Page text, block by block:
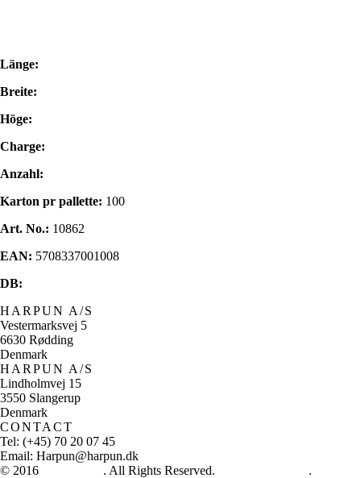
Länge:
Breite:
Höge:
Charge:
Anzahl:
Karton pr pallette: 100
Art. No.: 10862
EAN: 5708337001008
DB:
HARPUN A/S
Vestermarksvej 5
6630 Rødding
Denmark
HARPUN A/S
Lindholmvej 15
3550 Slangerup
Denmark
CONTACT
Tel: (+45) 70 20 07 45
Email: Harpun@harpun.dk
© 2016
. All Rights Reserved. .